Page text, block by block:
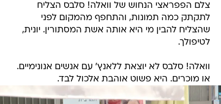
צלם הפפראצי הנחוש של וואלה! סלבס הצליח
לתקתק כמה תמונות, והתחפף מהמקום לפני
שהצליח להבין מי היא אותה אשת המסתורין. יונית,
לטיפולך.
וואלה! סלבס לא יוצאת ללאנץ' עם אנשים אנונימיים.
או מוכרים. היא פשוט אוהבת אלכול לבד.